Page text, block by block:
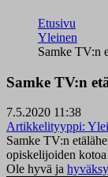
Etusivu
Yleinen
Samke TV:n
Samke TV:n
7.5.2020 11:38
Artikkelityyppi:
Samke TV:n
opiskelijoiden kotoa
Ole hyvä ja